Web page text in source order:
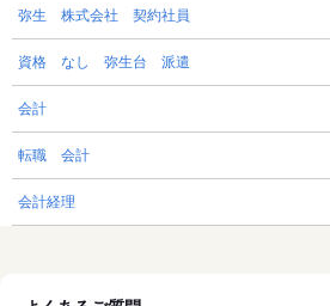
弥生 株式会社 契約社員
資格 なし 弥生台 派遣
会計
転職 会計
会計経理